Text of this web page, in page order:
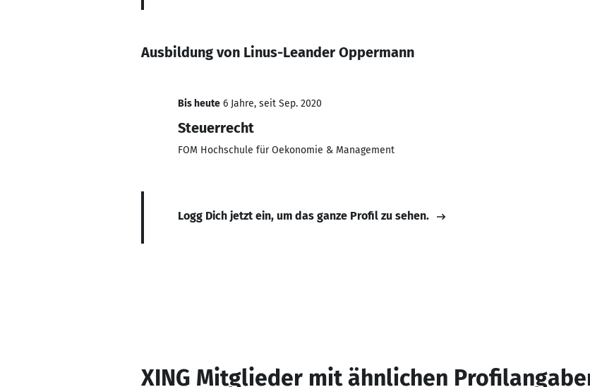
Ausbildung von Linus-Leander Oppermann
Bis heute 6 Jahre, seit Sep. 2020
Steuerrecht
FOM Hochschule für Oekonomie & Management
Logg Dich jetzt ein, um das ganze Profil zu sehen.
XING Mitglieder mit ähnlichen